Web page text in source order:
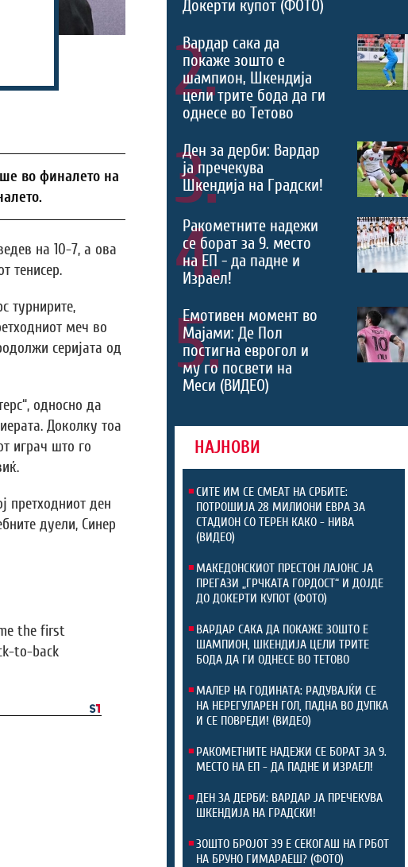
во финалето на
на 10-7, а ова
тенисер.
турнирите,
меч во
серијата од
односно да
Доколку тоа
играч што го
претходниот ден
дуели, Синер
the first
to-back
Докерти купот (ФОТО)
2.
Вардар сака да
покаже зошто е
шампион, Шкендија
цели трите бода да ги
однесе во Тетово
3.
Ден за дерби: Вардар
ја пречекува
Шкендија на Градски!
4.
Ракометните надежи
се борат за 9. место
на ЕП - да падне и
Израел!
5.
Емотивен момент во
Мајами: Де Пол
постигна еврогол и
му го посвети на
Меси (ВИДЕО)
НАЈНОВИ
СИТЕ ИМ СЕ СМЕАТ НА СРБИТЕ:
ПОТРОШИЈА 28 МИЛИОНИ ЕВРА ЗА
СТАДИОН СО ТЕРЕН КАКО - НИВА
(ВИДЕО)
МАКЕДОНСКИОТ ПРЕСТОН ЛАЈОНС ЈА
ПРЕГАЗИ „ГРЧКАТА ГОРДОСТ“ И ДОЈДЕ
ДО ДОКЕРТИ КУПОТ (ФОТО)
ВАРДАР САКА ДА ПОКАЖЕ ЗОШТО Е
ШАМПИОН, ШКЕНДИЈА ЦЕЛИ ТРИТЕ
БОДА ДА ГИ ОДНЕСЕ ВО ТЕТОВО
МАЛЕР НА ГОДИНАТА: РАДУВАЈЌИ СЕ
НА НЕРЕГУЛАРЕН ГОЛ, ПАДНА ВО ДУПКА
И СЕ ПОВРЕДИ! (ВИДЕО)
РАКОМЕТНИТЕ НАДЕЖИ СЕ БОРАТ ЗА 9.
МЕСТО НА ЕП - ДА ПАДНЕ И ИЗРАЕЛ!
ДЕН ЗА ДЕРБИ: ВАРДАР ЈА ПРЕЧЕКУВА
ШКЕНДИЈА НА ГРАДСКИ!
ЗОШТО БРОЈОТ 39 Е СЕКОГАШ НА ГРБОТ
НА БРУНО ГИМАРАЕШ? (ФОТО)